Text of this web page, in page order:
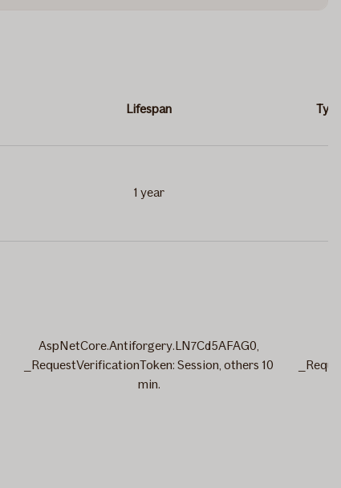
Lifespan
1 year
AspNetCore.Antiforgery.LN7Cd5AFAG0,
_RequestVerificationToken: Session, others 10
min.